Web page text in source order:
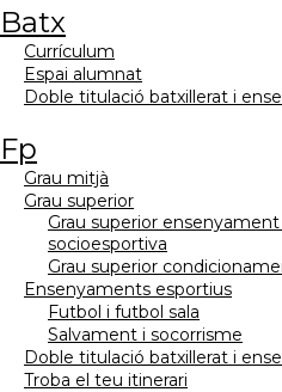
batx
currículum
espai alumnat
doble titulació batxillerat i
fp
grau mitjà
grau superior
grau superior ensenyament i animació
socioesportiva
grau superior
ensenyaments esportius
futbol i futbol sala
salvament i socorrisme
doble titulació batxillerat i
troba el teu itinerari